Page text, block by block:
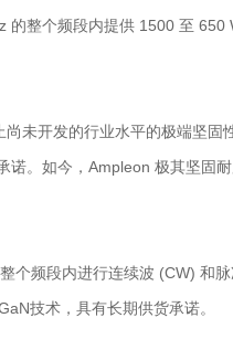
整个频段内提供 1500 至
开发的行业水平的极端坚固
。如今，Ampleon 极其坚固
频段内进行连续波 (CW) 和
技术，具有长期供货承诺。